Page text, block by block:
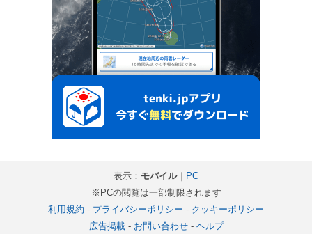
表示： モバイル｜ PC
※PCの閲覧は一部制限されます
利用規約 - プライバシーポリシー - クッキーポリシー
広告掲載- お問い合わせ- ヘルプ